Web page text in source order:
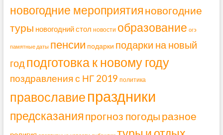
новогодние мероприятия новогодние
туры новогодний стол новости образование огэ
памятные даты пенсии подарки подарки на новый
год подготовка к новому году
поздравления с НГ 2019 политика
православие праздники
предсказанияпрогноз погоды разное